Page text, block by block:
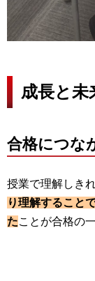
成長と未
合格につな
授業で理解しき
り理解すること
たことが合格の